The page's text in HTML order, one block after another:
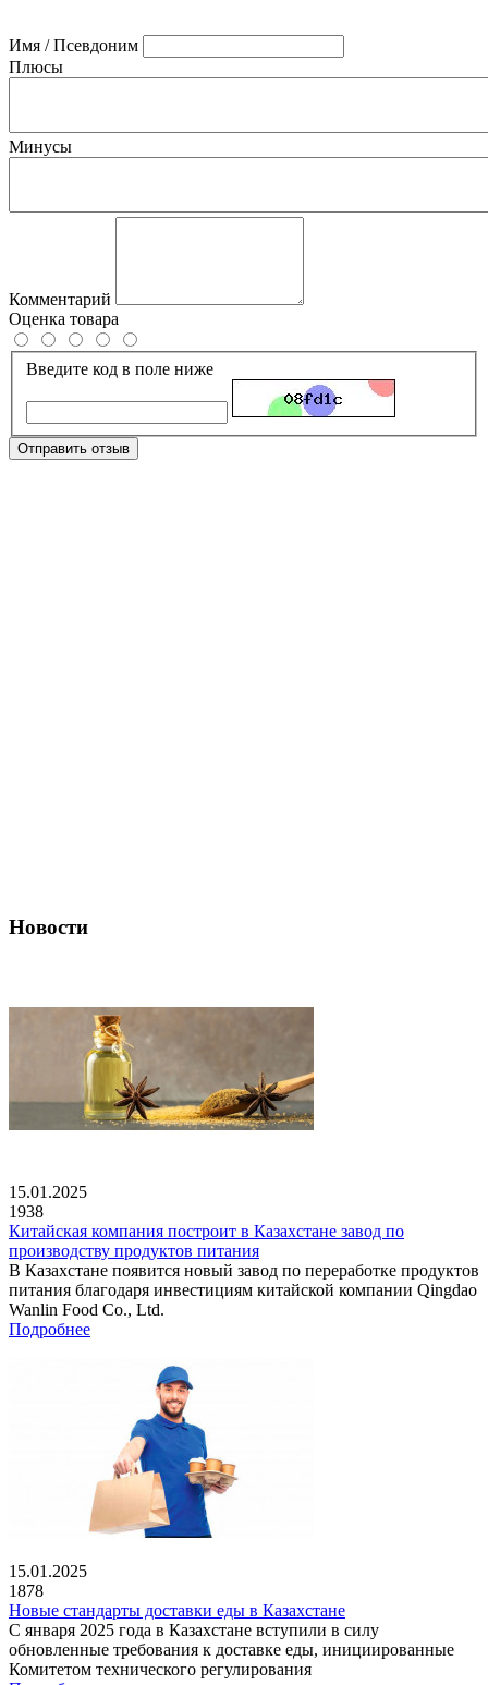
Имя / Псевдоним
Плюсы
Минусы
Комментарий
Оценка товара
Введите код в поле ниже
Отправить отзыв
Новости
15.01.2025
1938
Китайская компания построит в Казахстане завод по
производству продуктов питания
В Казахстане появится новый завод по переработке продуктов
питания благодаря инвестициям китайской компании Qingdao
Wanlin Food Co., Ltd.
Подробнее
15.01.2025
1878
Новые стандарты доставки еды в Казахстане
С января 2025 года в Казахстане вступили в силу
обновленные требования к доставке еды, инициированные
Комитетом технического регулирования